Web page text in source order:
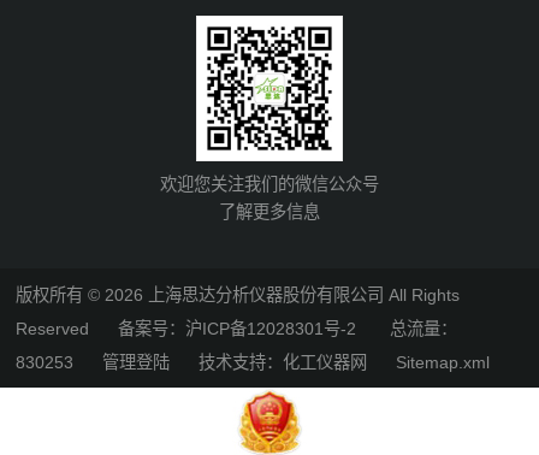
欢迎您关注我们的微信公众号
了解更多信息
版权所有 © 2026 上海思达分析仪器股份有限公司 All Rights
Reserved备案号：沪ICP备12028301号-2
总流量：
830253 管理登陆 技术支持：化工仪器网 Sitemap.xml